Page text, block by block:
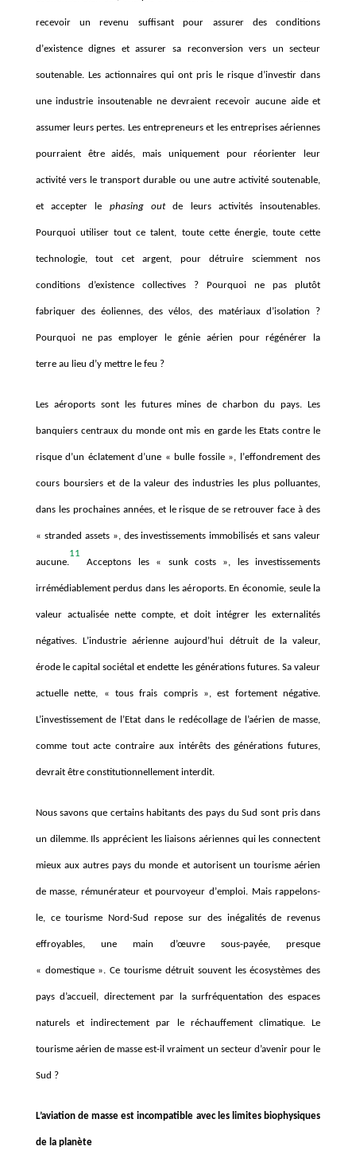
recevoir un revenu suffisant pour assurer des conditions
d ’existence dignes et assurer sa reconversion vers un secteur
soutenable. Les actionnaires qui ont pris le risque d ’investir dans
une industrie insoutenable ne devraient recevoir aucune aide et
assumer leurs pertes. Les entrepreneurs et les entreprises aériennes
pourraient être aidés, mais uniquement pour réorienter leur
activité vers le transport durable ou une autre activité soutenable,
et accepter le phasing outde leurs activités insoutenables.
Pourquoi utiliser tout ce talent, toute cette énergie, toute cette
technologie, tout cet argent, pour détruire sciemment nos
conditions d’existence collectives ? Pourquoi ne pas plutôt
fabriquer des éoliennes, des vélos, des matériaux d’isolation ?
Pourquoi ne pas employer le génie aérien pour régénérer la
terre au lieu d’y mettre le feu ?
Les aéroports sont les futures mines de charbon du pays. Les
banquiers centraux du monde ont mis en garde les Etats contre le
risque d ’un éclatement d ’une « bulle fossile» ’effondrement des
cours boursiers et de la valeur des industries les plus polluantes,
dans les prochaines années, et le risque de se retrouver faceàdes
« stranded assets » , des investissements immobilisés et sans valeur
aucune.
11
Acceptons les « sunk costs » , les investissements
irrémédiablement perdus dans les aéroports. En économie, seule la
valeur actualisée nette compte, et doit intégrer les externalités
négatives. L ’industrie aérienne aujourd ’hui détruit de la valeur,
érode le capital sociétal et endette les générations futures. Sa valeur
actuelle nette, « tous frais compris» , est fortement négative.
L’investissement de l’Etat dans le redécollage de l’aérien de masse,
comme toutacte contraire aux intérêts des générations futures,
devrait être constitutionnellement interdit.
Nous savons que certains habitants des pays du Sud sont pris dans
un dilemme. Ils apprécient les liaisons aériennes qui les connectent
mieux aux autres pays du monde et autorisent un tourisme aérien
de masse, rémunérateur et pourvoyeur d ’emploi. Mais rappelons-
le, ce tourisme Nord-Sud repose sur des inégalités de revenus
effroyables, une main d’œuvre sous-payée, presque
« domestique». Ce tourisme détruit souvent les écosystèmes des
pays d’accueil, directement par la surfréquentation des espaces
naturels et indirectement par le réchauffement climatique. Le
tourisme aérien de masse est-il vraiment un secteur d’avenir pour le
Sud ?
L’aviation de masse est incompatible avec les limites biophysiques
de la planète